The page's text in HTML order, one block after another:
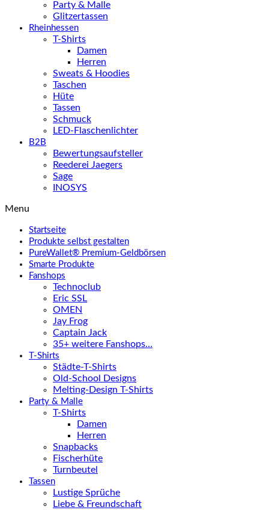
Party & Malle
Glitzertassen
Rheinhessen
T-Shirts
Damen
Herren
Sweats & Hoodies
Taschen
Hüte
Tassen
Schmuck
LED-Flaschenlichter
B2B
Bewertungsaufsteller
Reederei Jaegers
Sage
INOSYS
Menu
Startseite
Produkte selbst gestalten
PureWallet® Premium-Geldbörsen
Smarte Produkte
Fanshops
Technoclub
Eric SSL
OMEN
Jay Frog
Captain Jack
35+ weitere Fanshops…
T-Shirts
Städte-T-Shirts
Old-School Designs
Melting-Design T-Shirts
Party & Malle
T-Shirts
Damen
Herren
Snapbacks
Fischerhüte
Turnbeutel
Tassen
Lustige Sprüche
Liebe & Freundschaft